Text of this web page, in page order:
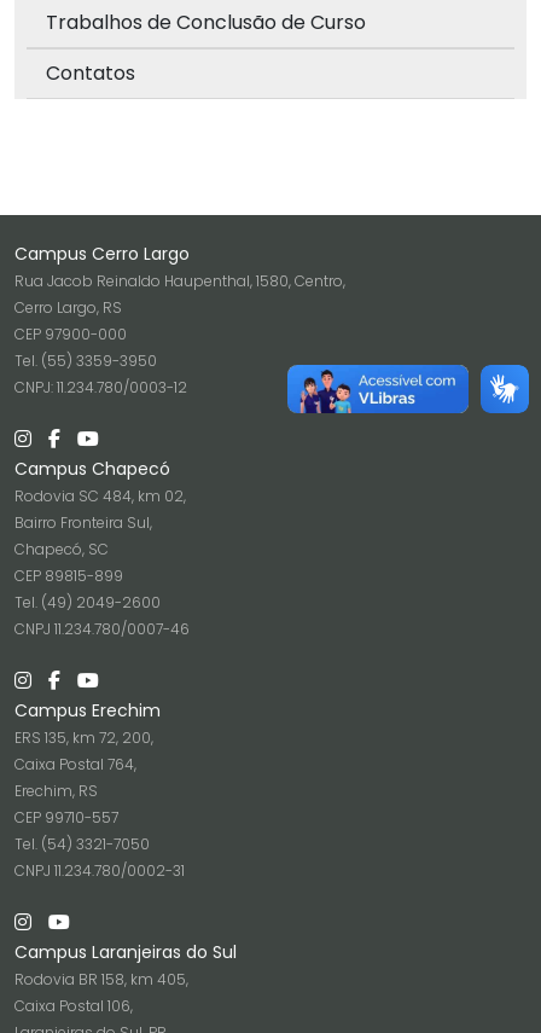
Trabalhos de Conclusão de Curso
Contatos
Campus Cerro Largo
Rua Jacob Reinaldo Haupenthal, 1580, Centro,
Cerro Largo, RS
CEP 97900-000
Tel. (55) 3359-3950
CNPJ: 11.234.780/0003-12
Campus Chapecó
Rodovia SC 484, km 02,
Bairro Fronteira Sul,
Chapecó, SC
CEP 89815-899
Tel. (49) 2049-2600
CNPJ 11.234.780/0007-46
Campus Erechim
ERS 135, km 72, 200,
Caixa Postal 764,
Erechim, RS
CEP 99710-557
Tel. (54) 3321-7050
CNPJ 11.234.780/0002-31
Campus Laranjeiras do Sul
Rodovia BR 158, km 405,
Caixa Postal 106,